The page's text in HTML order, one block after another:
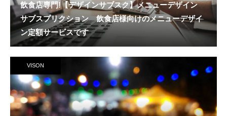
飲食店専門!【デザインサブスク】メニューデザイン
サブスプリクション 飲食店様向けのメニューデザイ
ン定額サービスです
VISON